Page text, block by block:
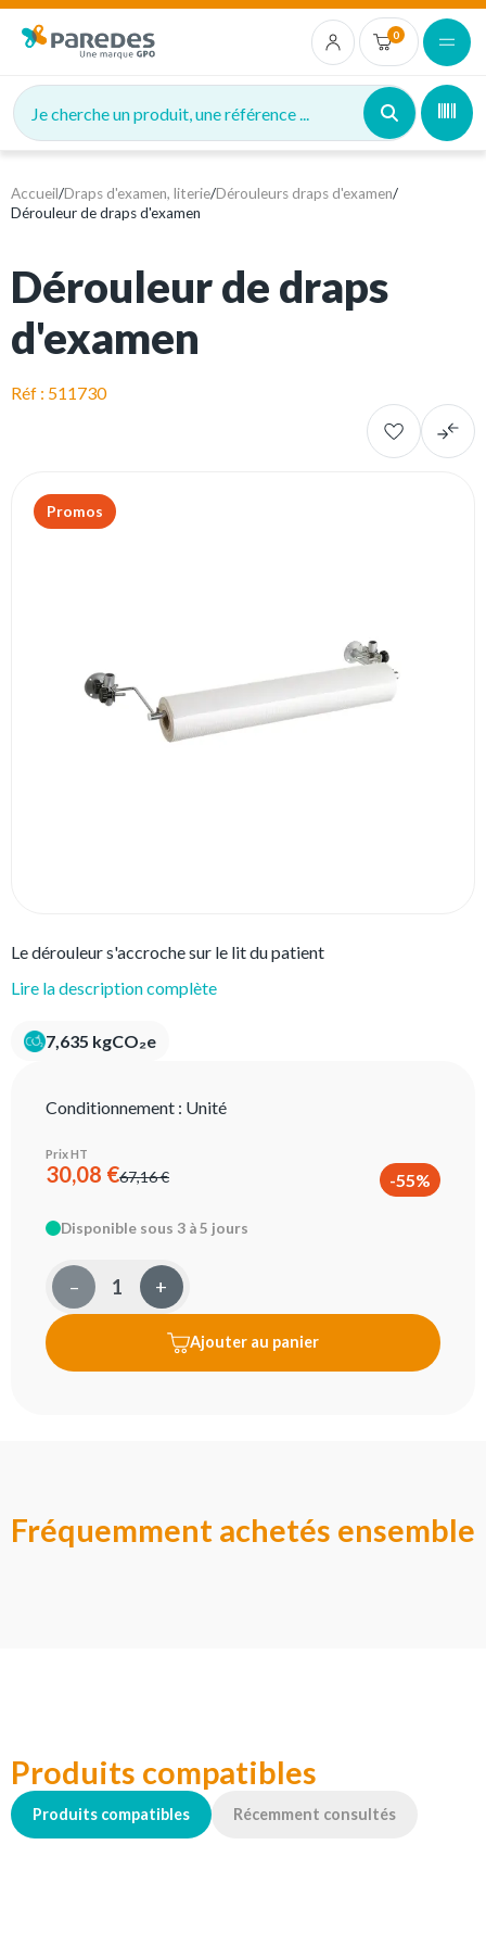
0
Je cherche un produit, une référence ...
Accueil/Draps d'examen, literie/Dérouleurs draps d'examen/
Dérouleur de draps d'examen
Dérouleur de draps
d'examen
Réf : 511730
Promos
Le dérouleur s'accroche sur le lit du patient
Lire la description complète
7,635 kgCO₂e
Conditionnement : Unité
Prix HT
30,08 €67,16 € -55%
Disponible sous 3 à 5 jours
– +
Ajouter au panier
Fréquemment achetés ensemble
Produits compatibles
Produits compatibles Récemment consultés